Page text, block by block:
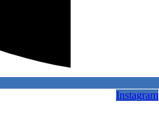
Instagram